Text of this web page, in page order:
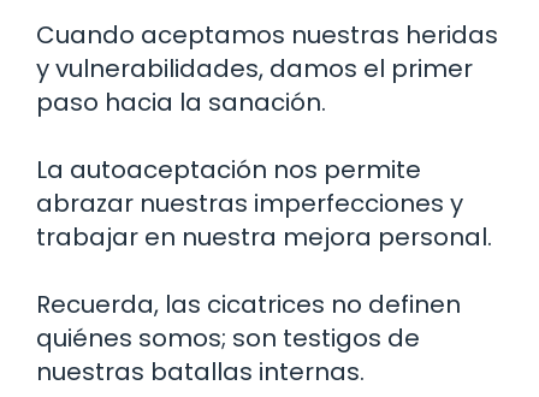
Cuando aceptamos nuestras heridas
y vulnerabilidades, damos el primer
paso hacia la sanación.
La autoaceptación nos permite
abrazar nuestras imperfecciones y
trabajar en nuestra mejora personal.
Recuerda, las cicatrices no definen
quiénes somos; son testigos de
nuestras batallas internas.